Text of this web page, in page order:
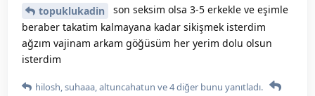
topuklukadin
son seksim olsa 3-5 erkekle ve eşimle
beraber takatim kalmayana kadar sikişmek isterdim
ağzım vajinam arkam göğüsüm her yerim dolu olsun
isterdim
hilosh,suhaaa,altuncahatun ve4diğer bunu yanıtladı.